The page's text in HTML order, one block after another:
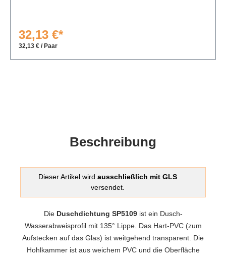
32,13 €*
32,13 € / Paar
Beschreibung
Dieser Artikel wird ausschließlich mit GLS
versendet.
Die Duschdichtung SP5109ist ein Dusch-
Wasserabweisprofil mit 135° Lippe. Das Hart-PVC (zum
Aufstecken auf das Glas) ist weitgehend transparent. Die
Hohlkammer ist aus weichem PVC und die Oberfläche